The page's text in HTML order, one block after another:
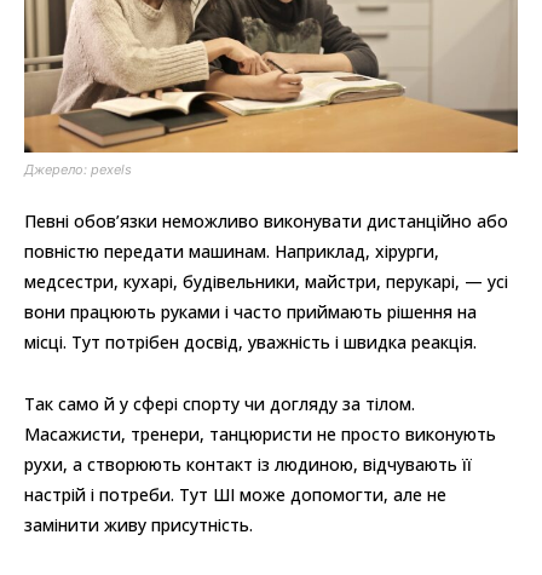
Джерело: pexels
Певні обов’язки неможливо виконувати дистанційно або
повністю передати машинам. Наприклад, хірурги,
медсестри, кухарі, будівельники, майстри, перукарі, — усі
вони працюють руками і часто приймають рішення на
місці. Тут потрібен досвід, уважність і швидка реакція.
Так само й у сфері спорту чи догляду за тілом.
Масажисти, тренери, танцюристи не просто виконують
рухи, а створюють контакт із людиною, відчувають її
настрій і потреби. Тут ШІ може допомогти, але не
замінити живу присутність.